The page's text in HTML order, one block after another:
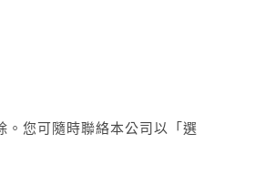
。您可隨時聯絡本公司以「選